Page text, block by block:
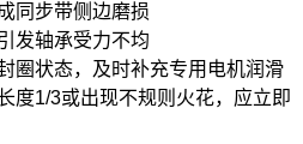
同步带侧边磨损
发轴承受力不均
圈状态，及时补充专用 电机润滑
度1/3或出现不规则火花，应立即